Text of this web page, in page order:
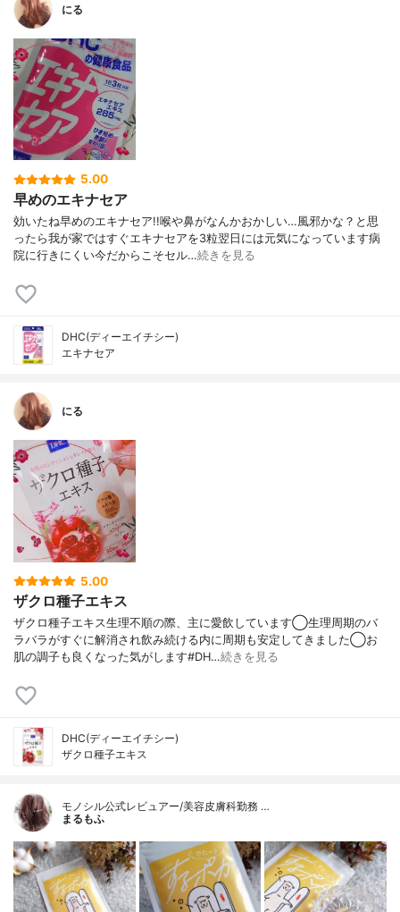
にる
5.00
早めのエキナセア
効いたね早めのエキナセア!!喉や鼻がなんかおかしい…風邪かな？と思
ったら我が家ではすぐエキナセアを3粒翌日には元気になっています病
院に行きにくい今だからこそセル…続きを見る
DHC(ディーエイチシー)
エキナセア
にる
5.00
ザクロ種子エキス
ザクロ種子エキス生理不順の際、主に愛飲しています◯生理周期のバ
ラバラがすぐに解消され飲み続ける内に周期も安定してきました◯お
肌の調子も良くなった気がします#DH…続きを見る
DHC(ディーエイチシー)
ザクロ種子エキス
モノシル公式レビュアー/美容皮膚科勤務 …
まるもふ